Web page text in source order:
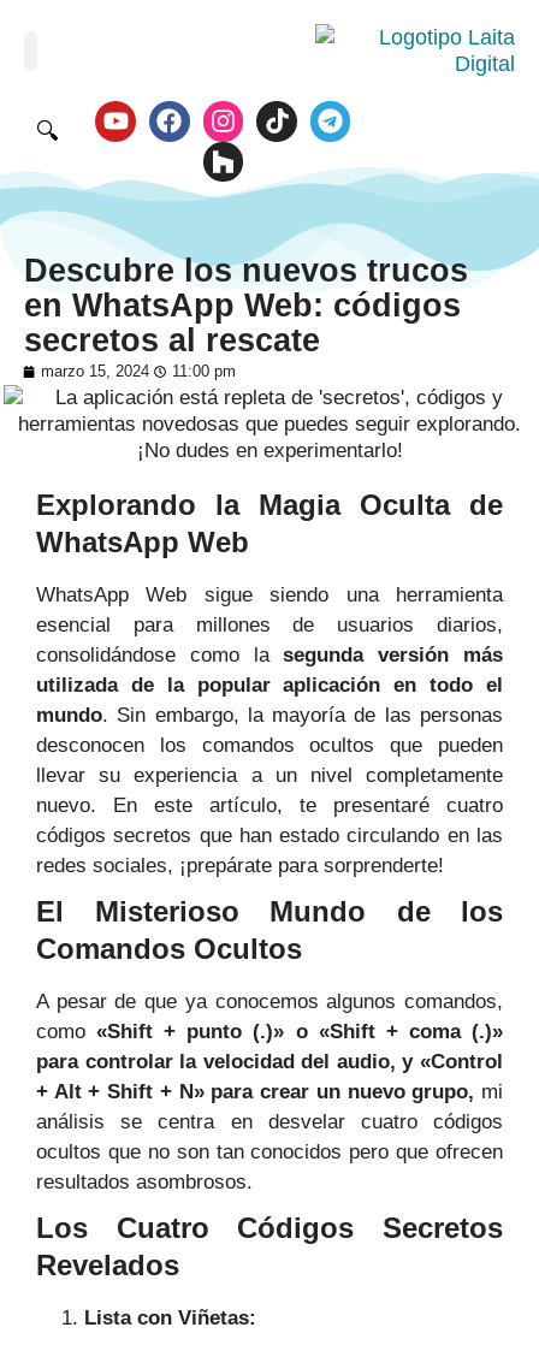
🔍
Descubre los nuevos trucos
en WhatsApp Web: códigos
secretos al rescate
marzo 15, 2024 11:00 pm
Explorando la Magia Oculta de
WhatsApp Web
WhatsApp Web sigue siendo una herramienta
esencial para millones de usuarios diarios,
consolidándose como lasegunda versión más
utilizada de la popular aplicación en todo el
mundo. Sin embargo, la mayoría de las personas
desconocen los comandos ocultos que pueden
llevar su experiencia a un nivel completamente
nuevo. En este artículo, te presentaré cuatro
códigos secretos que han estado circulando en las
redes sociales, ¡prepárate para sorprenderte!
El Misterioso Mundo de los
Comandos Ocultos
A pesar de que ya conocemos algunos comandos,
como«Shift + punto (.)» o «Shift + coma (.)»
para controlar la velocidad del audio, y «Control
+ Alt + Shift + N» para crear un nuevo grupo, mi
análisis se centra en desvelar cuatro códigos
ocultos que no son tan conocidos pero que ofrecen
resultados asombrosos.
Los Cuatro Códigos Secretos
Revelados
Lista con Viñetas: